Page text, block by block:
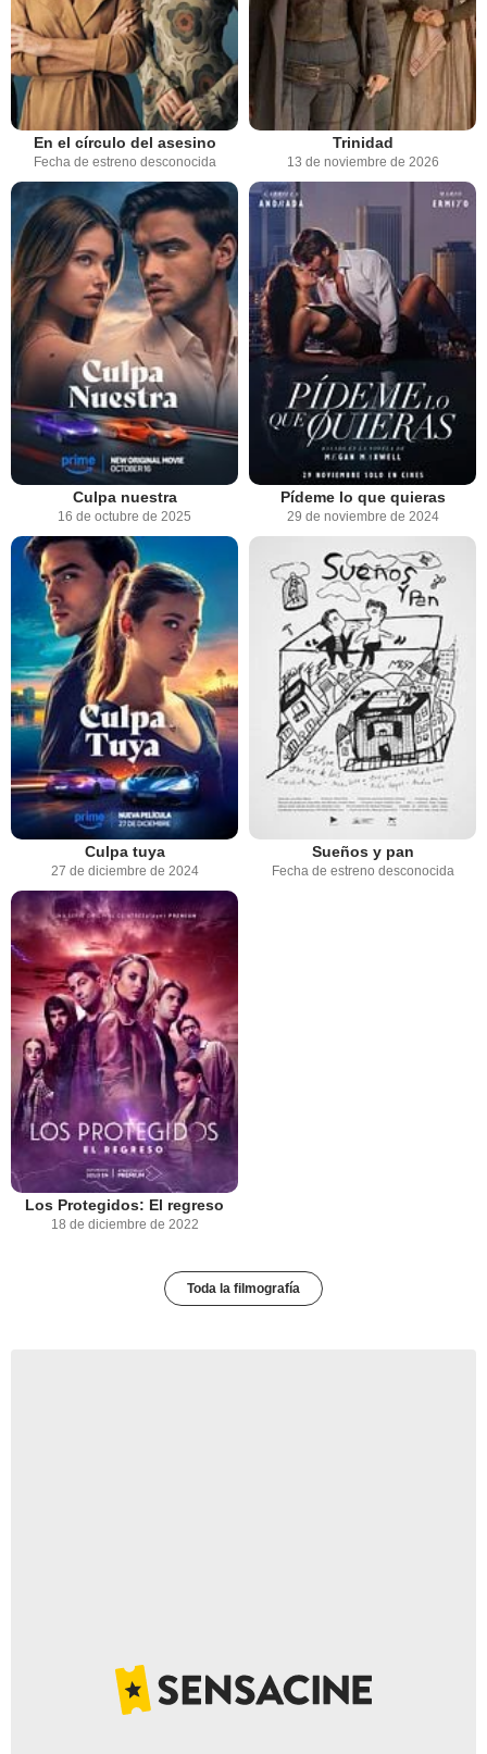
En el círculo del asesino
Fecha de estreno desconocida
Trinidad
13 de noviembre de 2026
Culpa nuestra
16 de octubre de 2025
Pídeme lo que quieras
29 de noviembre de 2024
Culpa tuya
27 de diciembre de 2024
Sueños y pan
Fecha de estreno desconocida
Los Protegidos: El regreso
18 de diciembre de 2022
Toda la filmografía